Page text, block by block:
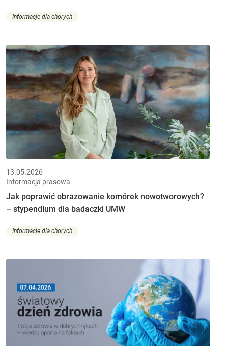
Informacje dla chorych
13.05.2026
Informacja prasowa
Jak poprawić obrazowanie komórek nowotworowych?
– stypendium dla badaczki UMW
Informacje dla chorych